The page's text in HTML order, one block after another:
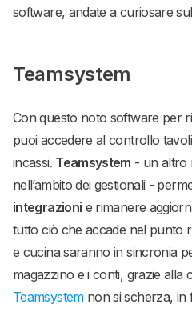
software, andate a curiosare
Teamsystem
Con questo noto software per
puoi accedere al controllo
incassi. Teamsystem - un altro
nell’ambito dei gestionali -
integrazioni e rimanere
tutto ciò che accade nel punto
e cucina saranno in sincronia
magazzino e i conti, grazie alla
Teamsystemnon si scherza, in